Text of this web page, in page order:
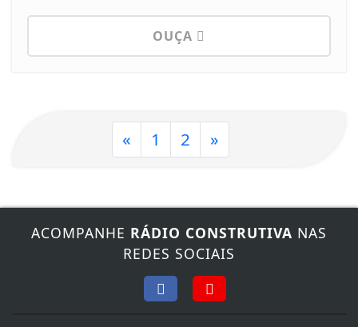
OUÇA
« 1 2 »
ACOMPANHE RÁDIO CONSTRUTIVA NAS
REDES SOCIAIS